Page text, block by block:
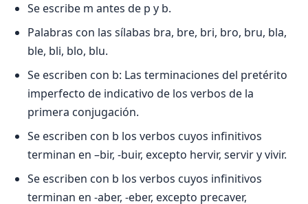
Se escribe m antes de p y b.
Palabras con las sílabas bra, bre, bri, bro, bru, bla,
ble, bli, blo, blu.
Se escriben con b: Las terminaciones del pretérito
imperfecto de indicativo de los verbos de la
primera conjugación.
Se escriben con b los verbos cuyos infinitivos
terminan en –bir, -buir, excepto hervir, servir y vivir.
Se escriben con b los verbos cuyos infinitivos
terminan en -aber, -eber, excepto precaver,